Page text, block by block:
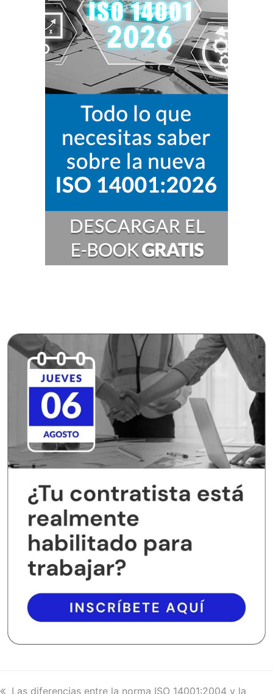
previous
Las diferencias entre la norma ISO 14001:2004 y la